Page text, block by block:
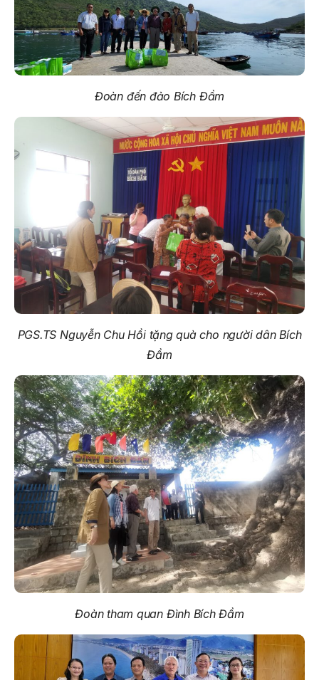
Đoàn đến đảo Bích Đầm
PGS.TS Nguyễn Chu Hồitặng quà cho người dân Bích
Đầm
Đoàn tham quan Đình Bích Đầm